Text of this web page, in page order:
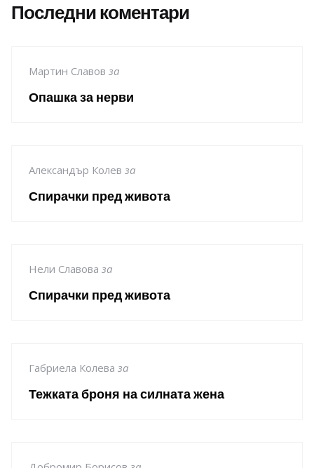
Последни коментари
Мартин Славов за
Опашка за нерви
Александър Колев за
Спирачки пред живота
Нели Славова за
Спирачки пред живота
Габриела Колева за
Тежката броня на силната жена